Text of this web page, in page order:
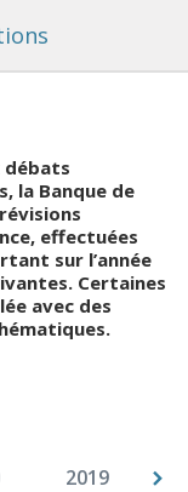
débats
la Banque de
effectuées
sur l’année
Certaines
avec des
2019